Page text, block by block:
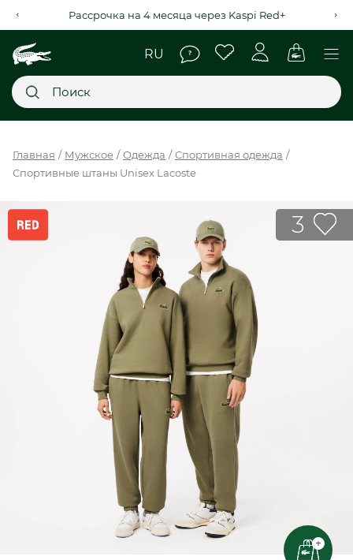
Рассрочка на 4 месяца через Kaspi Red+
НОВИНКИ
SALE
МУЖСКОЕ
ЖЕНСКОЕ
МЫ LACOSTE
Главная Мужское Одежда
Спортивная одежда
Спортивные штаны Unisex Lacoste
3
+